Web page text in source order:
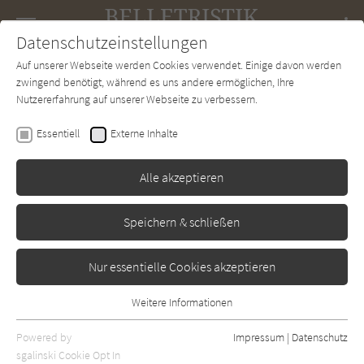
SUCHE Forum Charts Newsletter
Rebecca Raisin
Der kleine Buchladen der
einsamen Herzen (Paris
Love 4)
Aufbau Erscheint vsl.: Oktober 2026
Datenschutzeinstellungen
Auf unserer Webseite werden Cookies verwendet. Einige davon werden
zwingend benötigt, während es uns andere ermöglichen, Ihre
Nutzererfahrung auf unserer Webseite zu verbessern.
Essentiell Externe Inhalte
Alle akzeptieren
Speichern & schließen
Nur essentielle Cookies akzeptieren
Essentielle Cookies werden für grundlegende Funktionen der
Webseite benötigt. Dadurch ist gewährleistet, dass die Webseite
Weitere Informationen
Powered by
sgalinski Cookie Opt In
Impressum | Datenschutz